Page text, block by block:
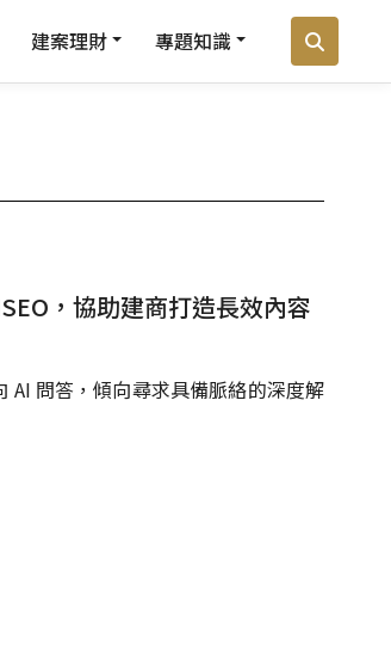
建案理財 專題知識
，協助建商打造長效內容
AI 問答，傾向尋求具備脈絡的深度解